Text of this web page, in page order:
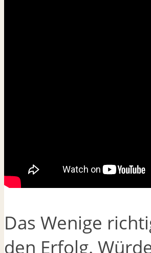
Das Wenige
den Erfolg.